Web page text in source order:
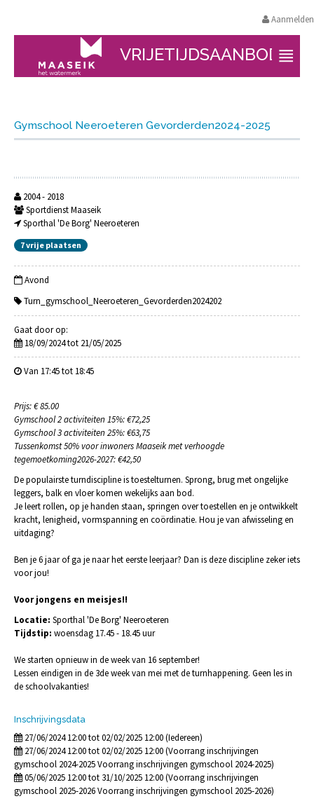
Aanmelden
VRIJETIJDSAANBOD
Gymschool Neeroeteren Gevorderden2024-2025
2004 - 2018
Sportdienst Maaseik
Sporthal 'De Borg' Neeroeteren
7 vrije plaatsen
Avond
Turn_gymschool_Neeroeteren_Gevorderden2024202
Gaat door op:
18/09/2024 tot 21/05/2025
Van 17:45 tot 18:45
Prijs: € 85.00
Gymschool 2 activiteiten 15%: €72,25
Gymschool 3 activiteiten 25%: €63,75
Tussenkomst 50% voor inwoners Maaseik met verhoogde
tegemoetkoming2026-2027: €42,50
De populairste turndiscipline is toestelturnen. Sprong, brug met ongelijke
leggers, balk en vloer komen wekelijks aan bod.
Je leert rollen, op je handen staan, springen over toestellen en je ontwikkelt
kracht, lenigheid, vormspanning en coördinatie. Hou je van afwisseling en
uitdaging?
Ben je 6 jaar of ga je naar het eerste leerjaar? Dan is deze discipline zeker iets
voor jou!
Voor jongens en meisjes!!
Locatie: Sporthal 'De Borg' Neeroeteren
Tijdstip: woensdag 17.45 - 18.45 uur
We starten opnieuw in de week van 16 september!
Lessen eindigen in de 3de week van mei met de turnhappening. Geen les in
de schoolvakanties!
Inschrijvingsdata
27/06/2024 12:00 tot 02/02/2025 12:00 (Iedereen)
27/06/2024 12:00 tot 02/02/2025 12:00 (Voorrang inschrijvingen
gymschool 2024-2025 Voorrang inschrijvingen gymschool 2024-2025)
05/06/2025 12:00 tot 31/10/2025 12:00 (Voorrang inschrijvingen
gymschool 2025-2026 Voorrang inschrijvingen gymschool 2025-2026)